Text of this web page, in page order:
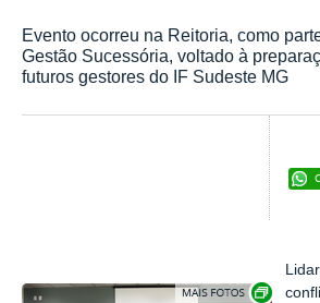
Evento ocorreu na Reitoria, como
Gestão Sucessória, voltado à
futuros gestores do IF Sudeste MG